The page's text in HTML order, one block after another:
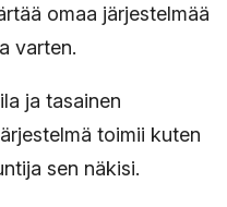
omaa järjestelmää
varten.
ja tasainen
toimii kuten
sen näkisi.